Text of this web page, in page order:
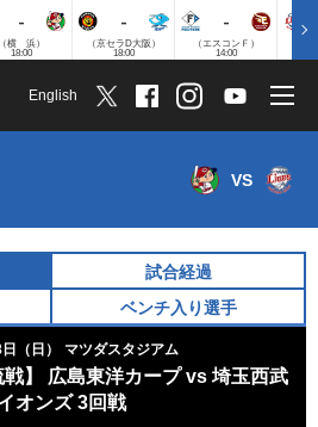
-
（横 浜）
18:00
-
（京セラD大阪）
18:00
-
（エスコンＦ）
14:00
English
VS
試合経過
ベンチ入り選手
（日） マツダスタジアム
戦】 広島東洋カープ vs 埼玉西武
オンズ 3回戦